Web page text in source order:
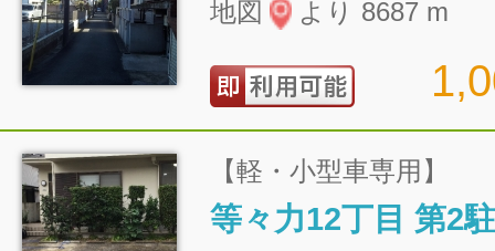
地図 より 8687 m
【軽・小型車専用】
等々力12丁目 第2